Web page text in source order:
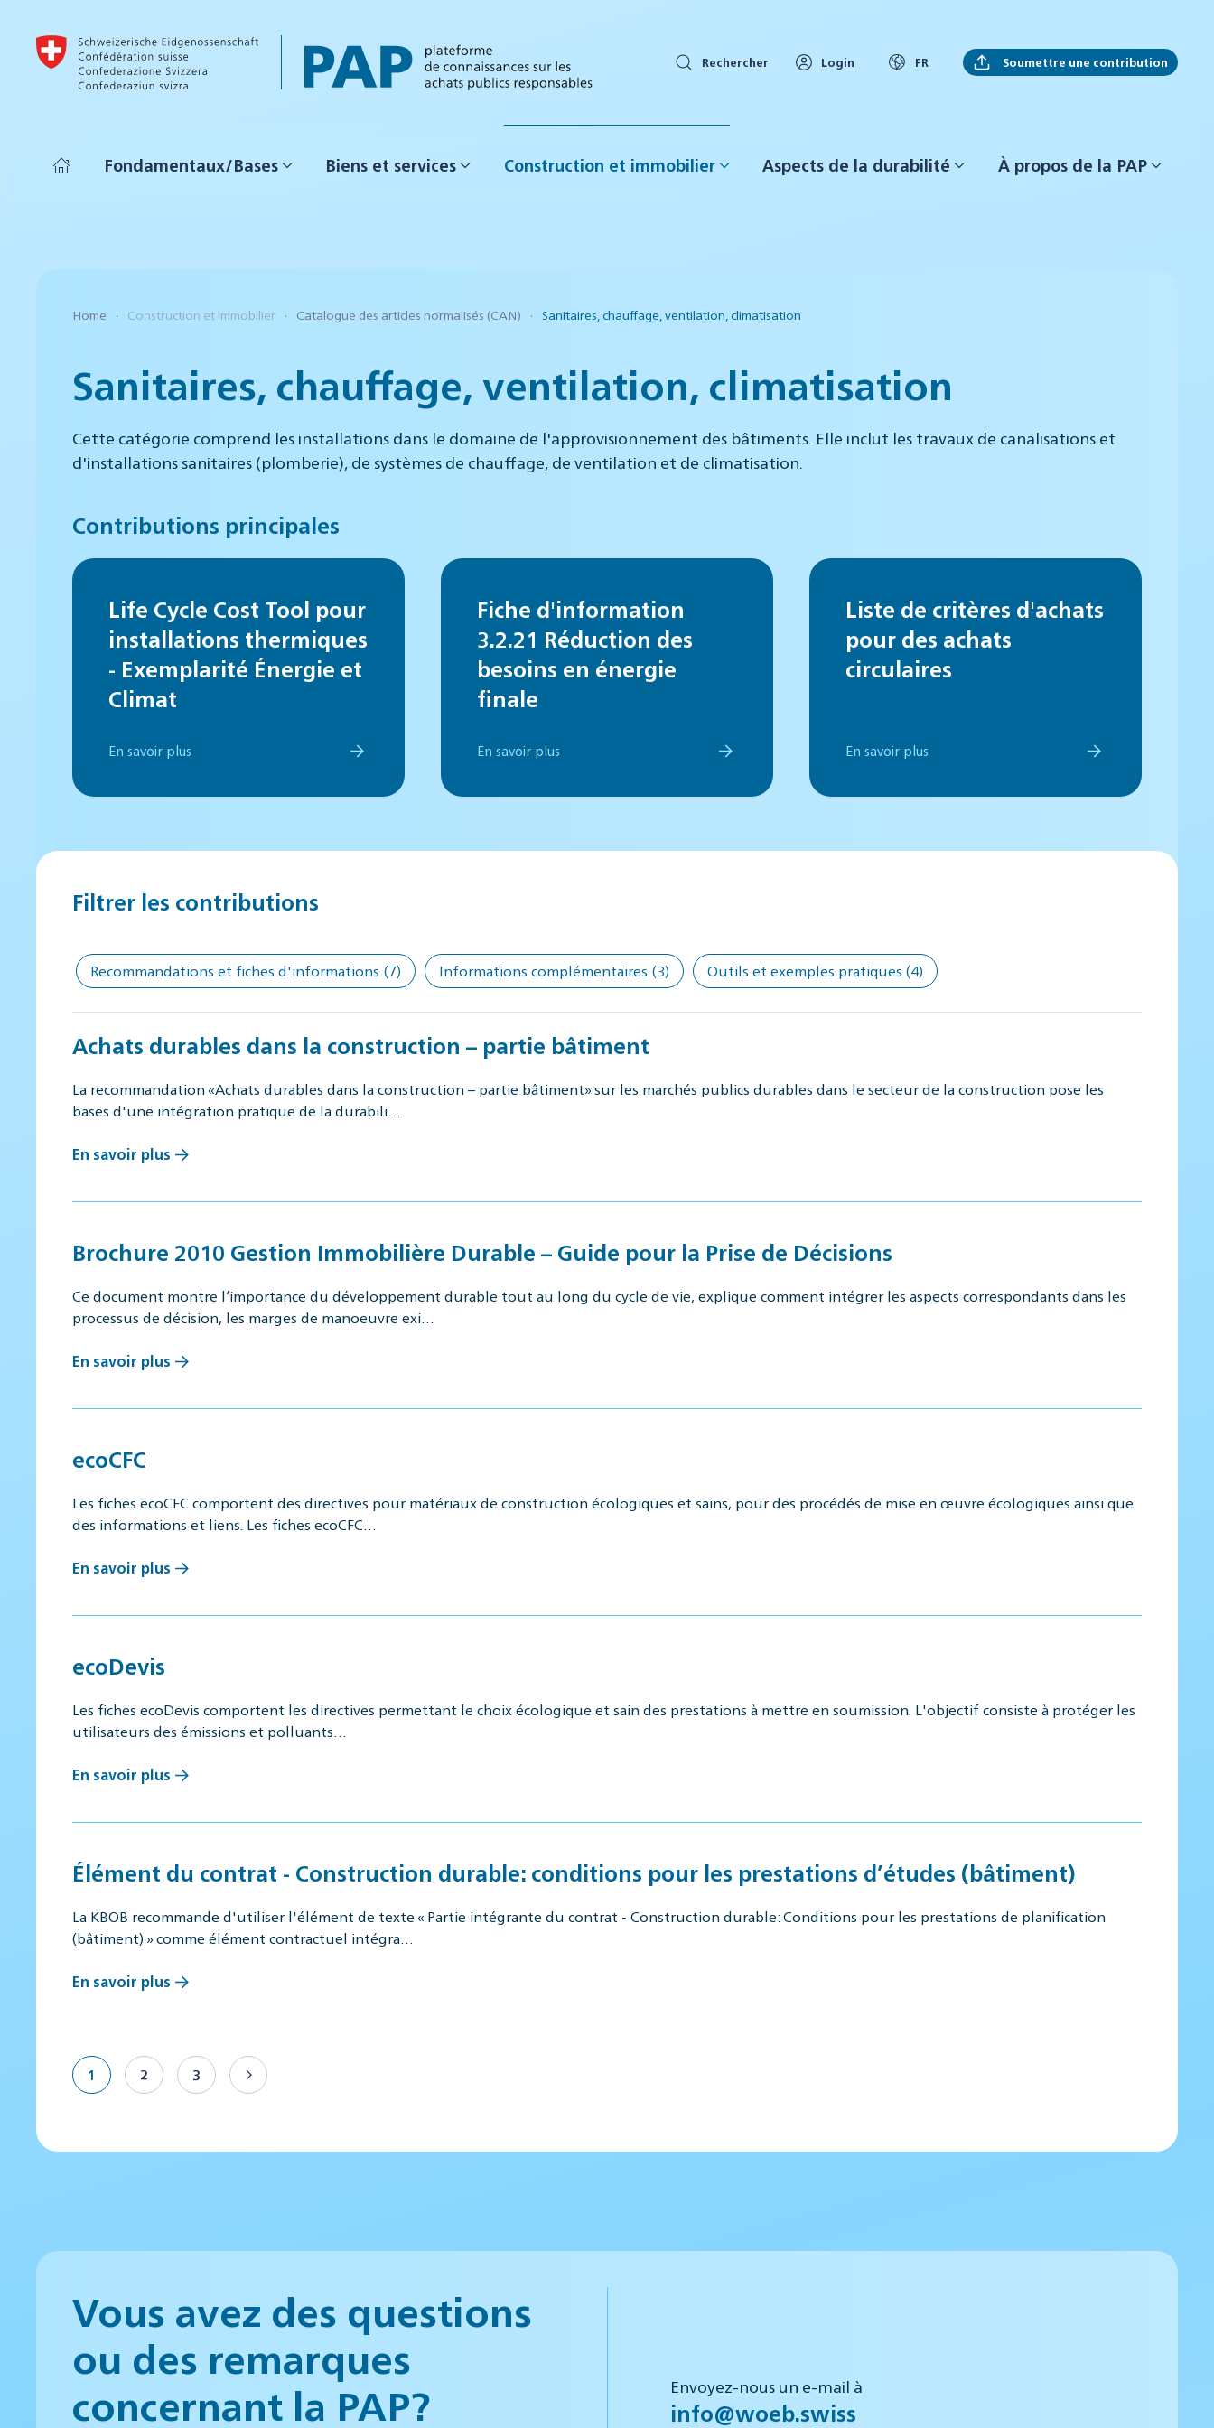
Accéder au contenu principal
Rechercher Login FR Soumettre une contribution
Fondamentaux/Bases Biens et services Construction et immobilier Aspects de la durabilité À propos de la PAP
Home Construction et immobilier Catalogue des articles normalisés (CAN) Sanitaires, chauffage, ventilation, climatisation
Sanitaires, chauffage, ventilation, climatisation
Cette catégorie comprend les installations dans le domaine de l'approvisionnement des bâtiments. Elle inclut les travaux de canalisations et
d'installations sanitaires (plomberie), de systèmes de chauffage, de ventilation et de climatisation.
Contributions principales
Life Cycle Cost Tool pour
installations thermiques
- Exemplarité Énergie et
Climat
En savoir plus
Fiche d'information
3.2.21 Réduction des
besoins en énergie
finale
En savoir plus
Liste de critères d'achats
pour des achats
circulaires
En savoir plus
Filtrer les contributions
Recommandations et fiches d'informations (7) Informations complémentaires (3) Outils et exemples pratiques (4)
Achats durables dans la construction – partie bâtiment
La recommandation «Achats durables dans la construction – partie bâtiment» sur les marchés publics durables dans le secteur de la construction pose les
bases d'une intégration pratique de la durabili…
En savoir plus
Brochure 2010 Gestion Immobilière Durable – Guide pour la Prise de Décisions
Ce document montre l‘importance du développement durable tout au long du cycle de vie, explique comment intégrer les aspects correspondants dans les
processus de décision, les marges de manoeuvre exi…
En savoir plus
ecoCFC
Les fiches ecoCFC comportent des directives pour matériaux de construction écologiques et sains, pour des procédés de mise en œuvre écologiques ainsi que
des informations et liens. Les fiches ecoCFC…
En savoir plus
ecoDevis
Les fiches ecoDevis comportent les directives permettant le choix écologique et sain des prestations à mettre en soumission. L'objectif consiste à protéger les
utilisateurs des émissions et polluants…
En savoir plus
Élément du contrat - Construction durable: conditions pour les prestations d’études (bâtiment)
La KBOB recommande d'utiliser l'élément de texte « Partie intégrante du contrat - Construction durable: Conditions pour les prestations de planification
(bâtiment) » comme élément contractuel intégra…
En savoir plus
1 2 3
Vous avez des questions
ou des remarques
concernant la PAP?
Envoyez-nous un e-mail à
info@woeb.swiss